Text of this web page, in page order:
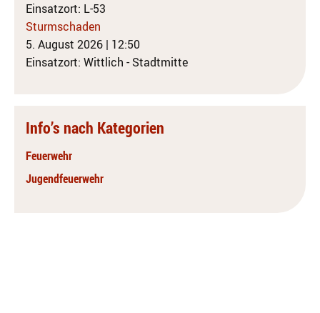
Einsatzort: L-53
Sturmschaden
5. August 2026 | 12:50
Einsatzort: Wittlich - Stadtmitte
Info’s nach Kategorien
Feuerwehr
Jugendfeuerwehr